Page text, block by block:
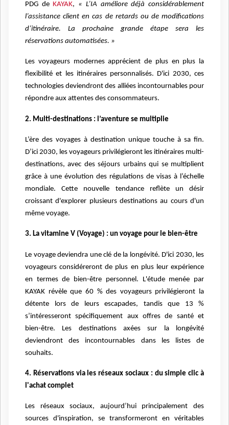
PDG de KAYAK, « L’IA améliore déjà considérablement
l’assistance client en cas de retards ou de modifications
d’itinéraire. La prochaine grande étape sera les
réservations automatisées. »
Les voyageurs modernes apprécient de plus en plus la
flexibilité et les itinéraires personnalisés. D'ici 2030, ces
technologies deviendront des alliées incontournables pour
répondre aux attentes des consommateurs.
2. Multi-destinations : l’aventure se multiplie
L’ère des voyages à destination unique touche à sa fin.
D’ici 2030, les voyageurs privilégieront les itinéraires multi-
destinations, avec des séjours urbains qui se multiplient
grâce à une évolution des régulations de visas à l’échelle
mondiale. Cette nouvelle tendance reflète un désir
croissant d'explorer plusieurs destinations au cours d'un
même voyage.
3. La vitamine V (Voyage) : un voyage pour le bien-être
Le voyage deviendra une clé de la longévité. D'ici 2030, les
voyageurs considéreront de plus en plus leur expérience
en termes de bien-être personnel. L'étude menée par
KAYAK révèle que 60 % des voyageurs privilégieront la
détente lors de leurs escapades, tandis que 13 %
s’intéresseront spécifiquement aux offres de santé et
bien-être. Les destinations axées sur la longévité
deviendront des incontournables dans les listes de
souhaits.
4. Réservations via les réseaux sociaux : du simple clic à
l'achat complet
Les réseaux sociaux, aujourd’hui principalement des
sources d'inspiration, se transformeront en véritables